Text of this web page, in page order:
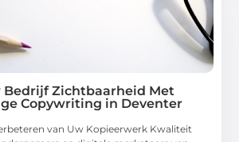
Bedrijf Zichtbaarheid Met
Copywriting in Deventer
van Uw Kopieerwerk Kwaliteit